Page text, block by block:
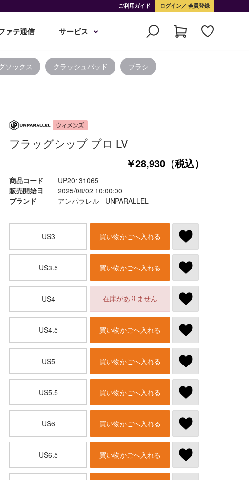
ご利用ガイド ログイン 会員登録
ァテ通信 サービス
ソックス クラッシュパッド ブラシ
フラッグシップ プロ LV
￥28,930（税込）
商品コード
UP20131065
販売開始日
2025/08/02 10:00:00
ブランド
アンパラレル - UNPARALLEL
US3 買い物かごへ入れる
US3.5 買い物かごへ入れる
US4 在庫がありません
US4.5 買い物かごへ入れる
US5 買い物かごへ入れる
US5.5 買い物かごへ入れる
US6 買い物かごへ入れる
US6.5 買い物かごへ入れる